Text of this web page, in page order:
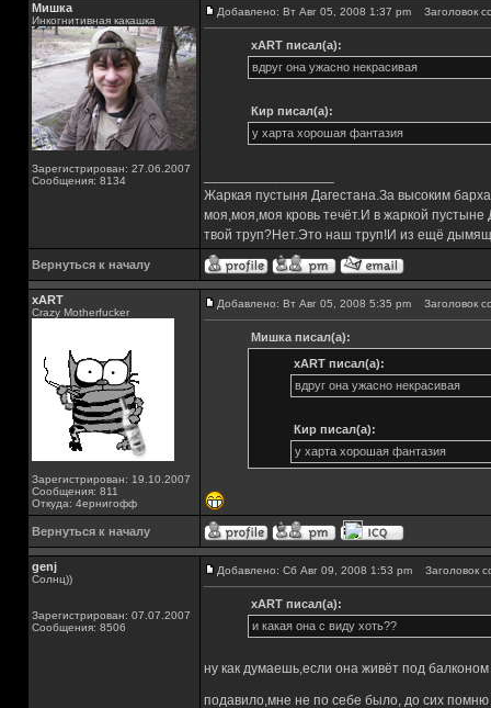
Мишка
Инкогнитивная какашка
Зарегистрирован: 27.06.2007
Сообщения: 8134
Добавлено: Вт Авг 05, 2008 1:37 pm Заголовок
xART писал(а):
вдруг она ужасно некрасивая
Кир писал(а):
у харта хорошая фантазия
Жаркая пустыня Дагестана.За высоким
моя,моя,моя кровь течёт.И в жаркой
твой труп?Нет.Это наш труп!И из ещё
Вернуться к началу
xART
Crazy Motherfucker
Зарегистрирован: 19.10.2007
Сообщения: 811
Откуда: 4ернигофф
Добавлено: Вт Авг 05, 2008 5:35 pm Заголовок
Мишка писал(а):
xART писал(а):
вдруг она ужасно некрасивая
Кир писал(а):
у харта хорошая фантазия
Вернуться к началу
genj
Солнц))
Зарегистрирован: 07.07.2007
Сообщения: 8506
Добавлено: Сб Авг 09, 2008 1:53 pm Заголовок
xART писал(а):
и какая она с виду хоть??
ну как думаешь,если она живёт под
подавило,мне не по себе было, до сих помню